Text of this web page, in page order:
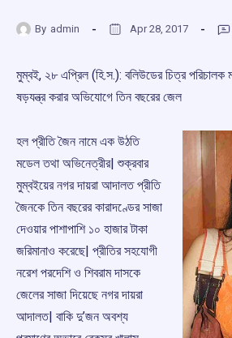
By admin Apr 28, 2017
মুম্বই, ২৮ এপ্রিল (হি.স.): বলিউডের চিত্র পরিচালক
ষড়যন্ত্র করার অভিযোগে তিন বছরের জেল
হল প্রীতি জৈন নামে এক উঠতি
মডেল তথা অভিনেত্রীর| শুক্রবার
মুম্বইয়ের নগর দায়রা আদালত প্রীতি
জৈনকে তিন বছরের কারাদণ্ডের সাজা
দেওয়ার পাশাপাশি ১০ হাজার টাকা
জরিমানাও করেছে| প্রীতির সহযোগী
নরেশ পরদেশি ও শিবরাম দাসকে
জেলের সাজা দিয়েছে নগর দায়রা
আদালত| বাকি দু’জন অবশ্য